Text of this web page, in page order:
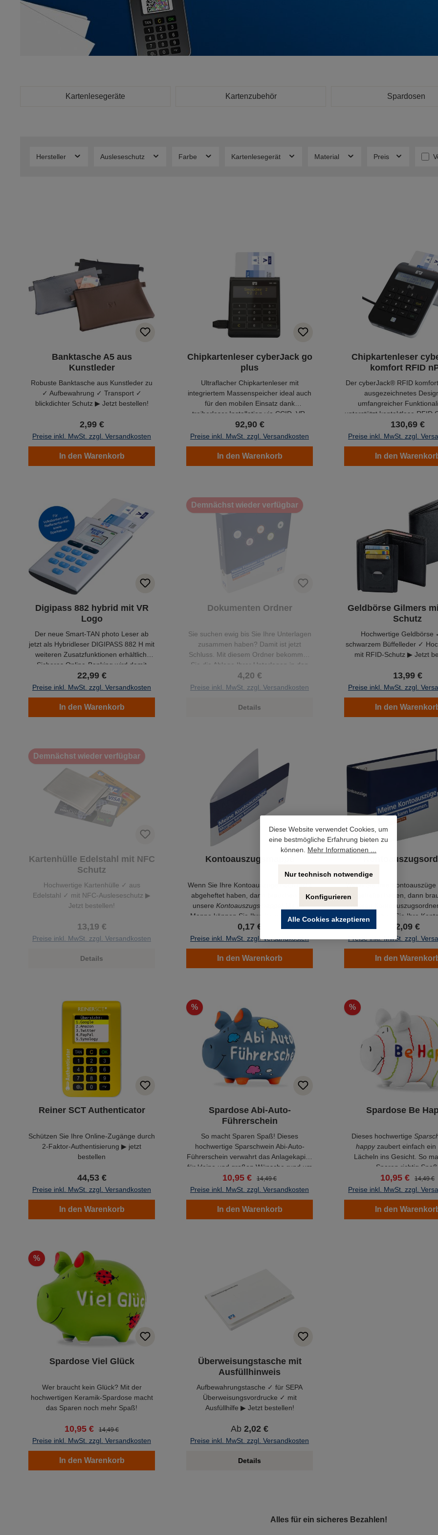
Kartenlesegeräte Kartenzubehör Spardosen
Hersteller Ausleseschutz Farbe Kartenlesegerät Material Preis
Banktasche A5 aus
Kunstleder
Robuste Banktasche aus Kunstleder zu
✓ Aufbewahrung ✓ Transport ✓
blickdichter Schutz ▶ Jetzt bestellen!
2,99 €
Preise inkl. MwSt. zzgl. Versandkosten
In den Warenkorb
Chipkartenleser cyberJack go
plus
Ultraflacher Chipkartenleser mit
integriertem Massenspeicher ideal auch
für den mobilen Einsatz dank
treiberloser Installation via CCID. VR-
NetWorld auf dem Leser vorinstalliert.
92,90 €
Preise inkl. MwSt. zzgl. Versandkosten
In den Warenkorb
Chipkartenleser
komfort RFID
Der cyberJack® RFID
ausgezeichnetes
umfangreicher
unterstützt kontaktlose RFID
130,69 €
Preise inkl. MwSt. zzgl.
In den
Digipass 882 hybrid mit VR
Logo
Der neue Smart-TAN photo Leser ab
jetzt als Hybridleser DIGIPASS 882 H mit
weiteren Zusatzfunktionen erhältlich.
Sicheres Online-Banking wird damit
noch einfacher und schneller.
22,99 €
Preise inkl. MwSt. zzgl. Versandkosten
In den Warenkorb
Demnächst wieder verfügbar
Dokumenten Ordner
Sie suchen ewig bis Sie Ihre Unterlagen
zusammen haben? Damit ist jetzt
Schluss. Mit diesem Ordner bekommen
Sie die Ablage Ihrer Unterlagen in den
Griff.
4,20 €
Preise inkl. MwSt. zzgl. Versandkosten
Details
Geldbörse Gilmers
Schutz
Hochwertige Geldbörse
schwarzem Büffelleder ✓
mit RFID-Schutz ▶ Jetzt
13,99 €
Preise inkl. MwSt. zzgl.
In den
Demnächst wieder verfügbar
Kartenhülle Edelstahl mit NFC
Schutz
Hochwertige Kartenhülle ✓ aus
Edelstahl ✓ mit NFC-Ausleseschutz ▶
Jetzt bestellen!
13,19 €
Preise inkl. MwSt. zzgl. Versandkosten
Details
Kontoauszugsmappe
Wenn Sie Ihre Kontoauszüge noch nicht
abgeheftet haben, dann brauchen Sie
unsere Kontoauszugsmappe
! Mit der
Mappe können Sie Ihre Kontoauszüge
ordentlich abheften und immer schnell
griffbereit haben.
0,17 €
Preise inkl. MwSt. zzgl. Versandkosten
In den Warenkorb
Wenn Sie Ihre Kontoauszüge
abgeheftet haben, dann
unseren
Ordner haben Sie Ihre
immer schnell
2,09 €
Preise inkl. MwSt. zzgl.
In den
Reiner SCT Authenticator
Schützen Sie Ihre Online-Zugänge durch
2-Faktor-Authentisierung ▶ jetzt
bestellen
44,53 €
Preise inkl. MwSt. zzgl. Versandkosten
In den Warenkorb
%
Spardose Abi-Auto-
Führerschein
So macht Sparen Spaß! Dieses
hochwertige Sparschwein Abi-Auto-
Führerschein verwahrt das Anlagekapital
für kleine und großen Wünsche rund um
Abi, Auto und Führerschein.
10,95 € 14,49 €
Preise inkl. MwSt. zzgl. Versandkosten
In den Warenkorb
%
Spardose Be
Dieses hochwertige
happyzaubert einfach ein
Lächeln ins Gesicht. So
Sparen richtig
10,95 € 14,49 €
Preise inkl. MwSt. zzgl.
In den
%
Spardose Viel Glück
Wer braucht kein Glück? Mit der
hochwertigen Keramik-Spardose macht
das Sparen noch mehr Spaß!
10,95 € 14,49 €
Preise inkl. MwSt. zzgl. Versandkosten
In den Warenkorb
Überweisungstasche mit
Ausfüllhinweis
Aufbewahrungstasche ✓ für SEPA
Überweisungsvordrucke ✓ mit
Ausfüllhilfe ▶ Jetzt bestellen!
Ab 2,02 €
Preise inkl. MwSt. zzgl. Versandkosten
Details
Alles für ein sicheres Bezahlen!
Diese Website verwendet Cookies, um
eine bestmögliche Erfahrung bieten zu
können. Mehr Informationen ...
Nur technisch notwendige
Konfigurieren
Alle Cookies akzeptieren